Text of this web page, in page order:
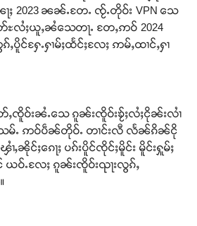
ႃႈ 2023 ၼၼ်ႉတႄႉ ၸႂ်ႉတိုဝ်း VPN သေ
လႆႈယူႇၼႆသေတႃႉ တႄႇဢဝ် 2024
ပိူင်ႁႄႉႁၢမ်ႈထႅင်ႈလႄႈ ဢမ်ႇထၢင်ႇႁၢ
ၸိူဝ်းၼႆႉသေ ၵူၼ်းၸိူဝ်းၶႂ်ႈလႆႈငိုၼ်းလၢႆ
သမ်ႉ ဢဝ်ပဵၼ်တိုဝ်ႉ တၢင်းလီ လႅၼ်ၵိၼ်ငို
ႇၼိုင်ႈၵေႃႈ ပၵ်းပိူင်ၸိုင်ႈမိူင်း မိူင်းႁူမ်ႈ
ယဝ်ႉလႄႈ ၵူၼ်းၸိူဝ်းၺႃးလွၵ်ႇ